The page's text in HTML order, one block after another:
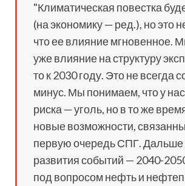
"Климатическая повестка
(на экономику — ред.), но это
что ее влияние мгновенное.
уже влияние на структуру
то к 2030 году. Это не всегда
минус. Мы понимаем, что у
риска — уголь, но в то же
новые возможности,
первую очередь СПГ. Дальше
развития событий — 2040-
под вопросом нефть и